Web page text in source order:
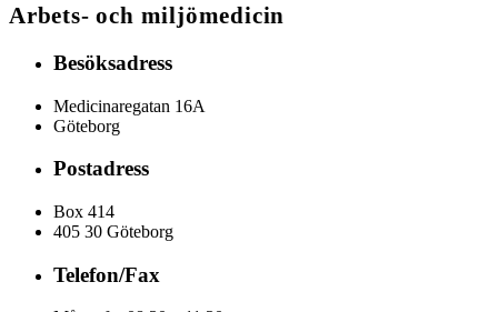
Arbets- och miljömedicin
Besöksadress
Medicinaregatan 16A
Göteborg
Postadress
Box 414
405 30 Göteborg
Telefon/Fax